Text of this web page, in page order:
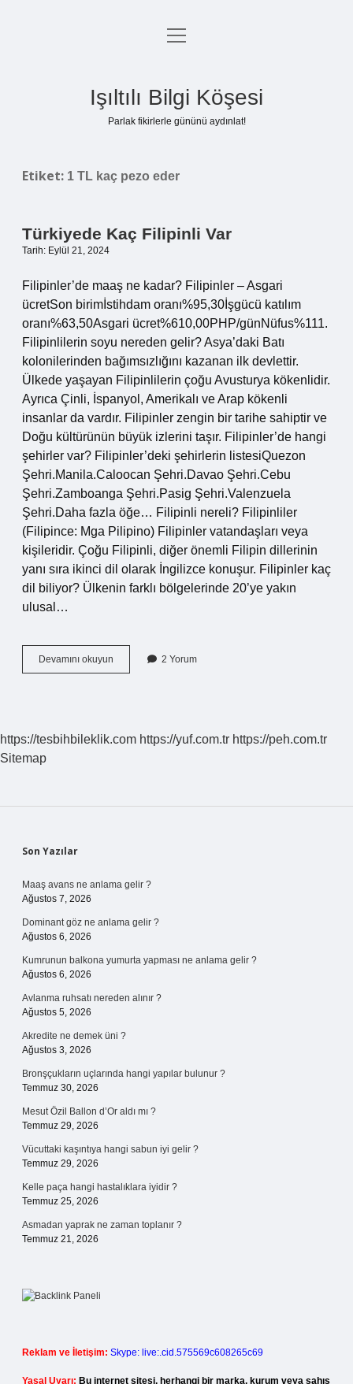
Anasayfa
Yasal Uyarı
menüyü
Işıltılı Bilgi Köşesi
Parlak fikirlerle gününü aydınlat!
Etiket: 1 TL kaç pezo eder
Türkiyede Kaç Filipinli Var
Tarih: Eylül 21, 2024
Filipinler’de maaş ne kadar? Filipinler – Asgari
ücretSon birimİstihdam oranı%95,30İşgücü katılım
oranı%63,50Asgari ücret%610,00PHP/günNüfus%111.
Filipinlilerin soyu nereden gelir? Asya’daki Batı
kolonilerinden bağımsızlığını kazanan ilk devlettir.
Ülkede yaşayan Filipinlilerin çoğu Avusturya kökenlidir.
Ayrıca Çinli, İspanyol, Amerikalı ve Arap kökenli
insanlar da vardır. Filipinler zengin bir tarihe sahiptir ve
Doğu kültürünün büyük izlerini taşır. Filipinler’de hangi
şehirler var? Filipinler’deki şehirlerin listesiQuezon
Şehri.Manila.Caloocan Şehri.Davao Şehri.Cebu
Şehri.Zamboanga Şehri.Pasig Şehri.Valenzuela
Şehri.Daha fazla öğe… Filipinli nereli? Filipinliler
(Filipince: Mga Pilipino) Filipinler vatandaşları veya
kişileridir. Çoğu Filipinli, diğer önemli Filipin dillerinin
yanı sıra ikinci dil olarak İngilizce konuşur. Filipinler kaç
dil biliyor? Ülkenin farklı bölgelerinde 20’ye yakın
ulusal…
Devamını okuyun Türkiyede
Kaç
2 Yorum
https://tesbihbileklik.com https://yuf.com.tr https://peh.com.tr
Sitemap
Sidebar
Son Yazılar
Maaş avans ne anlama gelir ?
Ağustos 7, 2026
Dominant göz ne anlama gelir ?
Ağustos 6, 2026
Kumrunun balkona yumurta yapması ne anlama gelir ?
Ağustos 6, 2026
Avlanma ruhsatı nereden alınır ?
Ağustos 5, 2026
Akredite ne demek üni ?
Ağustos 3, 2026
Bronşçukların uçlarında hangi yapılar bulunur ?
Temmuz 30, 2026
Mesut Özil Ballon d’Or aldı mı ?
Temmuz 29, 2026
Vücuttaki kaşıntıya hangi sabun iyi gelir ?
Temmuz 29, 2026
Kelle paça hangi hastalıklara iyidir ?
Temmuz 25, 2026
Asmadan yaprak ne zaman toplanır ?
Temmuz 21, 2026
Reklam ve İletişim: Skype: live:.cid.575569c608265c69
Yasal Uyarı: Bu internet sitesi, herhangi bir marka, kurum veya şahıs